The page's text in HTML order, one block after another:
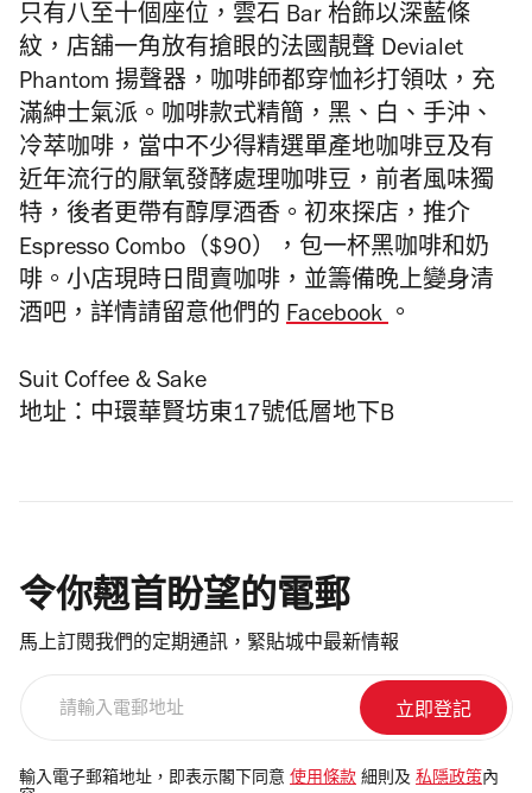
只有八至十個座位，雲石 Bar 枱飾以深藍條
紋，店舖一角放有搶眼的法國靚聲 Devialet
Phantom 揚聲器，咖啡師都穿恤衫打領呔，充
滿紳士氣派。咖啡款式精簡，黑、白、手沖、
冷萃咖啡，當中不少得精選單產地咖啡豆及有
近年流行的厭氧發酵處理咖啡豆，前者風味獨
特，後者更帶有醇厚酒香。初來探店，推介
Espresso Combo（$90），包一杯黑咖啡和奶
啡。小店現時日間賣咖啡，並籌備晚上變身清
酒吧，詳情請留意他們的 Facebook 。
Suit Coffee & Sake
地址：中環華賢坊東17號低層地下B
令你翹首盼望的電郵
馬上訂閱我們的定期通訊，緊貼城中最新情報
電
輸入電子郵箱地址，即表示閣下同意 使用條款 細則及 私隱政策 內